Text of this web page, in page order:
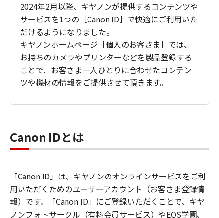
2024年2月以降、キヤノンが提供するコンテンツや
サービスを1つの［Canon ID］で快適にご利用いた
だけるようになりました。
キヤノンホームページ［個人のお客さま］では、
お持ちのカメラやプリンターなどを製品登録する
ことで、お客さま一人ひとりに合わせたコンテン
ツや機材の情報をご提供させて頂きます。
Canon IDとは
「Canon ID」は、キヤノンのオンラインサービスをご利
用いただくためのユーザーアカウント（お客さま登録情
報）です。「Canon ID」にご登録いただくことで、キヤ
ノンフォトサークル（有料会員サービス）やEOS学園、